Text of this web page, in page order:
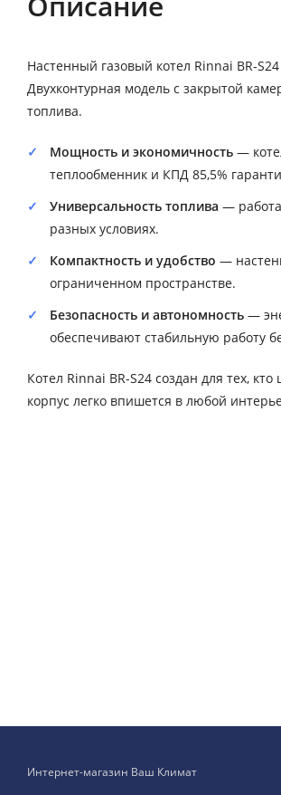
Настенный газовый котел Rinnai BR-
Двухконтурная модель с закрытой
топлива.
Мощность и экономичность —
теплообменник и КПД 85,5%
Универсальность топлива —
разных условиях.
Компактность и удобство —
ограниченном пространстве.
Безопасность и автономность —
обеспечивают стабильную работу
Котел Rinnai BR-S24 создан для тех,
корпус легко впишется в любой
Интернет-магазин Ваш Климат